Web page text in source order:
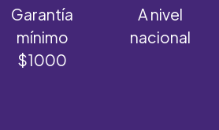
Garantía
mínimo
$1000
A nivel
nacional